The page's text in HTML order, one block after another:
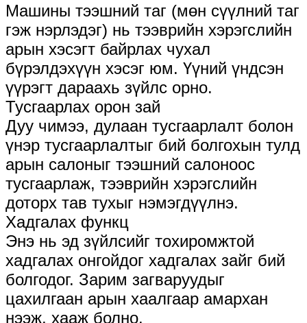
Машины тээшний таг (мөн сүүлний таг
гэж нэрлэдэг) нь тээврийн хэрэгслийн
арын хэсэгт байрлах чухал
бүрэлдэхүүн хэсэг юм. Үүний үндсэн
үүрэгт дараахь зүйлс орно.
Тусгаарлах орон зай
Дуу чимээ, дулаан тусгаарлалт болон
үнэр тусгаарлалтыг бий болгохын тулд
арын салоныг тээшний салоноос
тусгаарлаж, тээврийн хэрэгслийн
доторх тав тухыг нэмэгдүүлнэ.
Хадгалах функц
Энэ нь эд зүйлсийг тохиромжтой
хадгалах онгойдог хадгалах зайг бий
болгодог. Зарим загваруудыг
цахилгаан арын хаалгаар амархан
нээж, хааж болно.